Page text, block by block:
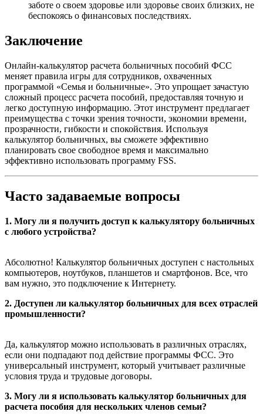
заботе о своем здоровье или здоровье своих близких, не
беспокоясь о финансовых последствиях.
Заключение
Онлайн-калькулятор расчета больничных пособий ФСС
меняет правила игры для сотрудников, охваченных
программой «Семья и больничные». Это упрощает зачастую
сложный процесс расчета пособий, предоставляя точную и
легко доступную информацию. Этот инструмент предлагает
преимущества с точки зрения точности, экономии времени,
прозрачности, гибкости и спокойствия. Используя
калькулятор больничных, вы сможете эффективно
планировать свое свободное время и максимально
эффективно использовать программу FSS.
Часто задаваемые вопросы
1. Могу ли я получить доступ к калькулятору больничных
с любого устройства?
Абсолютно! Калькулятор больничных доступен с настольных
компьютеров, ноутбуков, планшетов и смартфонов. Все, что
вам нужно, это подключение к Интернету.
2. Доступен ли калькулятор больничных для всех отраслей
промышленности?
Да, калькулятор можно использовать в различных отраслях,
если они подпадают под действие программы ФСС. Это
универсальный инструмент, который учитывает различные
условия труда и трудовые договоры.
3. Могу ли я использовать калькулятор больничных для
расчета пособия для нескольких членов семьи?